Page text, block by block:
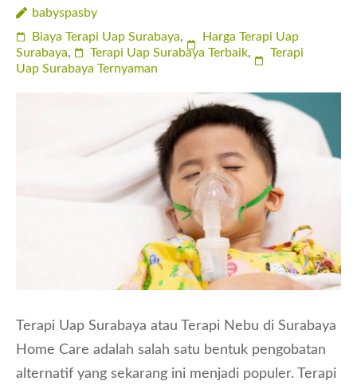
babyspasby
Biaya Terapi Uap Surabaya,
Harga Terapi Uap
Surabaya, Terapi Uap Surabaya Terbaik,
Terapi
Uap Surabaya Ternyaman
Terapi Uap Surabaya atau Terapi Nebu di Surabaya
Home Care adalah salah satu bentuk pengobatan
alternatif yang sekarang ini menjadi populer. Terapi